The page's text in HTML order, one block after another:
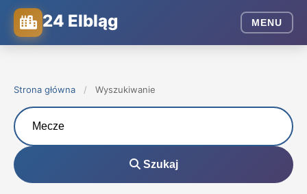
24 Elbląg MENU
Strona główna / Wyszukiwanie
Szukaj